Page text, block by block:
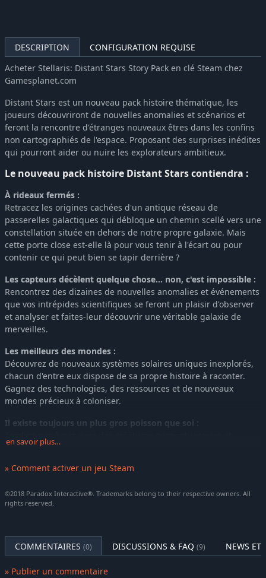
DESCRIPTION
CONFIGURATION REQUISE
Acheter Stellaris: Distant Stars Story Pack en clé Steam chez
Gamesplanet.com
Distant Stars est un nouveau pack histoire thématique, les
joueurs découvriront de nouvelles anomalies et scénarios et
feront la rencontre d'étranges nouveaux êtres dans les confins
non cartographiés de l'espace. Proposant des surprises inédites
qui pourront aider ou nuire les explorateurs ambitieux.
Le nouveau pack histoire Distant Stars contiendra :
À rideaux fermés :
Retracez les origines cachées d'un antique réseau de
passerelles galactiques qui débloque un chemin scellé vers une
constellation située en dehors de notre propre galaxie. Mais
cette porte close est-elle là pour vous tenir à l'écart ou pour
contenir ce qui peut bien se tapir derrière ?
Les capteurs décèlent quelque chose… non, c'est impossible :
Rencontrez des dizaines de nouvelles anomalies et événements
que vos intrépides scientifiques se feront un plaisir d'observer
et analyser et faites-leur découvrir une véritable galaxie de
merveilles.
Les meilleurs des mondes :
Découvrez de nouveaux systèmes solaires uniques inexplorés,
chacun d'entre eux dispose de sa propre histoire à raconter.
Gagnez des technologies, des ressources et de nouveaux
mondes précieux à coloniser.
Il existe toujours un plus gros poisson que soi :
uniques qui vivent et prospèrent dans le vide spatial. Mais
dociles ou des créatures plus sinistres, ces mastodontes
n'hésiteront pas à faire tout ce qui est en leur pouvoir pour
survivre bien après votre trépas.
en savoir plus…
» Comment activer un jeu Steam
©2018 Paradox Interactive®. Trademarks belong to their respective owners. All
rights reserved.
COMMENTAIRES (0) DISCUSSIONS & FAQ (9) NEWS ET
» Publier un commentaire